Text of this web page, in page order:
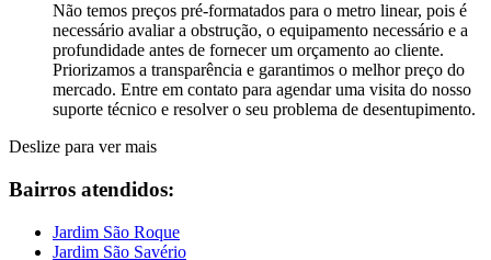
Não temos preços pré-formatados para o metro linear, pois é
necessário avaliar a obstrução, o equipamento necessário e a
profundidade antes de fornecer um orçamento ao cliente.
Priorizamos a transparência e garantimos o melhor preço do
mercado. Entre em contato para agendar uma visita do nosso
suporte técnico e resolver o seu problema de desentupimento.
Deslize para ver mais
Bairros atendidos:
Jardim São Roque
Jardim São Savério